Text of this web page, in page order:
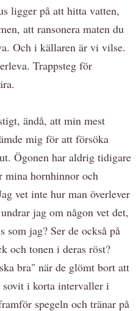
ligger på att hitta vatten,
att ransonera maten du
Och i källaren är vi vilse.
Trappsteg för
ändå, att min mest
mig för att försöka
Ögonen har aldrig tidigare
mina hornhinnor och
vet inte hur man överlever
jag om någon vet det,
som jag? Ser de också på
och tonen i deras röst?
bra" när de glömt bort att
sovit i korta intervaller i
spegeln och tränar på